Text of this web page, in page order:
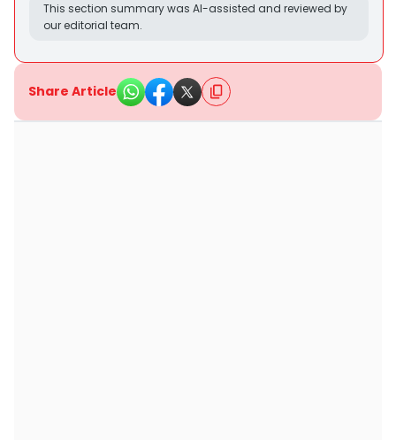
This section summary was AI-assisted and reviewed by
our editorial team.
Share Article